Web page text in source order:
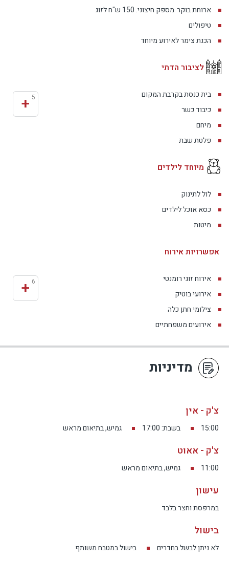
ארוחת בוקר מספק חיצוני. 150 ש"ח לזוג
טיפולים
הכנת צימר לאירוע מיוחד
לציבור הדתי
בית כנסת בקרבת המקום
כיבוד כשר
מיחם
פלטת שבת
+ 5
מיוחד לילדים
לול לתינוק
כסא אוכל לילדים
מיטות
אפשרויות אירוח
אירוח זוגי רומנטי
אירועי בוטיק
צילומי חתן כלה
אירועים משפחתיים
+ 6
מדיניות
צ'ק - אין
15:00 בשבת: 17:00 גמיש, בתיאום מראש
צ'ק - אאוט
11:00 גמיש, בתיאום מראש
עישון
במרפסת וחצר בלבד
בישול
לא ניתן לבשל בחדרים בישול במטבח משותף